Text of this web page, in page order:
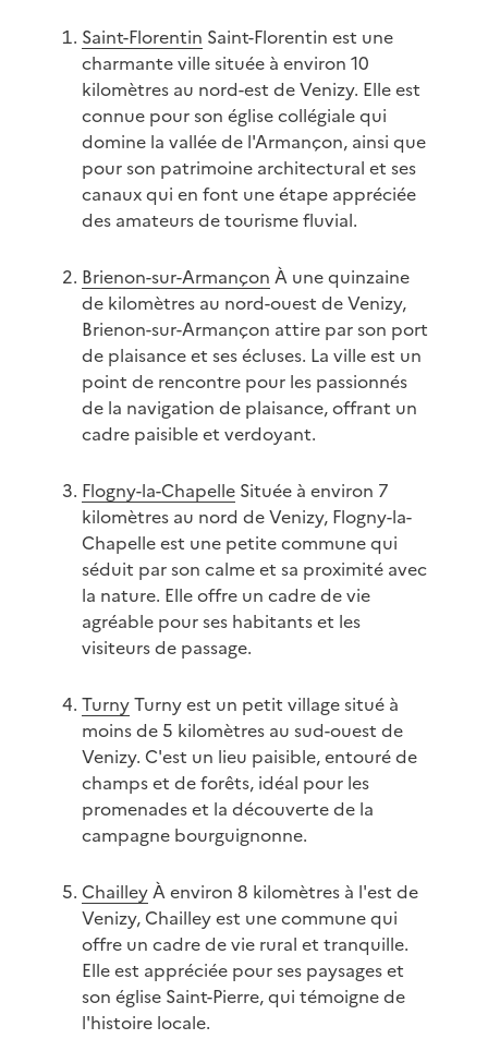
Saint-Florentin Saint-Florentin est une
charmante ville située à environ 10
kilomètres au nord-est de Venizy. Elle est
connue pour son église collégiale qui
domine la vallée de l'Armançon, ainsi que
pour son patrimoine architectural et ses
canaux qui en font une étape appréciée
des amateurs de tourisme fluvial.
Brienon-sur-Armançon À une quinzaine
de kilomètres au nord-ouest de Venizy,
Brienon-sur-Armançon attire par son port
de plaisance et ses écluses. La ville est un
point de rencontre pour les passionnés
de la navigation de plaisance, offrant un
cadre paisible et verdoyant.
Flogny-la-ChapelleSituée à environ 7
kilomètres au nord de Venizy, Flogny-la-
Chapelle est une petite commune qui
séduit par son calme et sa proximité avec
la nature. Elle offre un cadre de vie
agréable pour ses habitants et les
visiteurs de passage.
TurnyTurny est un petit village situé à
moins de 5 kilomètres au sud-ouest de
Venizy. C'est un lieu paisible, entouré de
champs et de forêts, idéal pour les
promenades et la découverte de la
campagne bourguignonne.
ChailleyÀ environ 8 kilomètres à l'est de
Venizy, Chailley est une commune qui
offre un cadre de vie rural et tranquille.
Elle est appréciée pour ses paysages et
son église Saint-Pierre, qui témoigne de
l'histoire locale.